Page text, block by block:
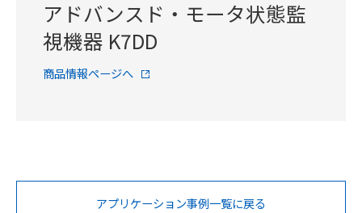
アドバンスド・モータ状態監
視機器 K7DD
商品情報ページへ
アプリケーション事例一覧に戻る